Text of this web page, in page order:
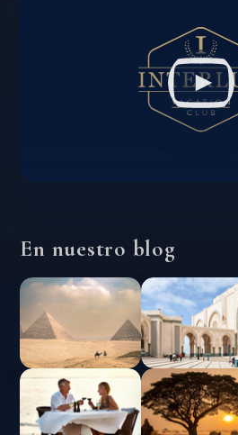
En nuestro blog